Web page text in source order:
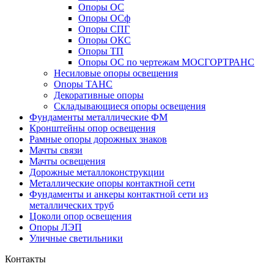
Опоры ОС
Опоры ОСф
Опоры СПГ
Опоры ОКС
Опоры ТП
Опоры ОС по чертежам МОСГОРТРАНС
Несиловые опоры освещения
Опоры ТАНС
Декоративные опоры
Складывающиеся опоры освещения
Фундаменты металлические ФМ
Кронштейны опор освещения
Рамные опоры дорожных знаков
Мачты связи
Мачты освещения
Дорожные металлоконструкции
Металлические опоры контактной сети
Фундаменты и анкеры контактной сети из
металлических труб
Цоколи опор освещения
Опоры ЛЭП
Уличные светильники
Контакты